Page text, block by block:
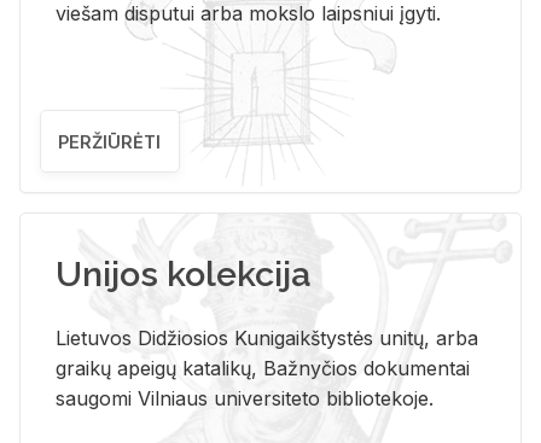
viešam disputui arba mokslo laipsniui įgyti.
PERŽIŪRĖTI
Unijos kolekcija
Lietuvos Didžiosios Kunigaikštystės unitų, arba
graikų apeigų katalikų, Bažnyčios dokumentai
saugomi Vilniaus universiteto bibliotekoje.